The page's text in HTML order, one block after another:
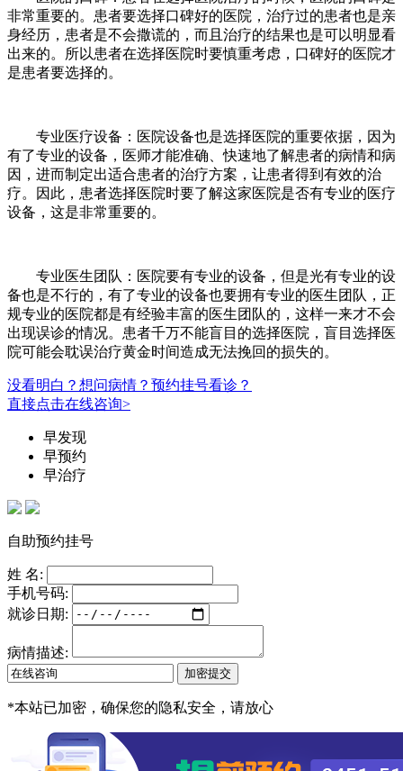
非常重要的。患者要选择口碑好的医院，治疗过的患者也是亲
身经历，患者是不会撒谎的，而且治疗的结果也是可以明显看
出来的。所以患者在选择医院时要慎重考虑，口碑好的医院才
是患者要选择的。
专业医疗设备：医院设备也是选择医院的重要依据，因为
有了专业的设备，医师才能准确、快速地了解患者的病情和病
因，进而制定出适合患者的治疗方案，让患者得到有效的治
疗。因此，患者选择医院时要了解这家医院是否有专业的医疗
设备，这是非常重要的。
专业医生团队：医院要有专业的设备，但是光有专业的设
备也是不行的，有了专业的设备也要拥有专业的医生团队，正
规专业的医院都是有经验丰富的医生团队的，这样一来才不会
出现误诊的情况。患者千万不能盲目的选择医院，盲目选择医
院可能会耽误治疗黄金时间造成无法挽回的损失的。
没看明白？想问病情？预约挂号看诊？
直接点击在线咨询>
早发现
早预约
早治疗
自助预约挂号
姓 名:
手机号码:
就诊日期:
病情描述:
*本站已加密，确保您的隐私安全，请放心